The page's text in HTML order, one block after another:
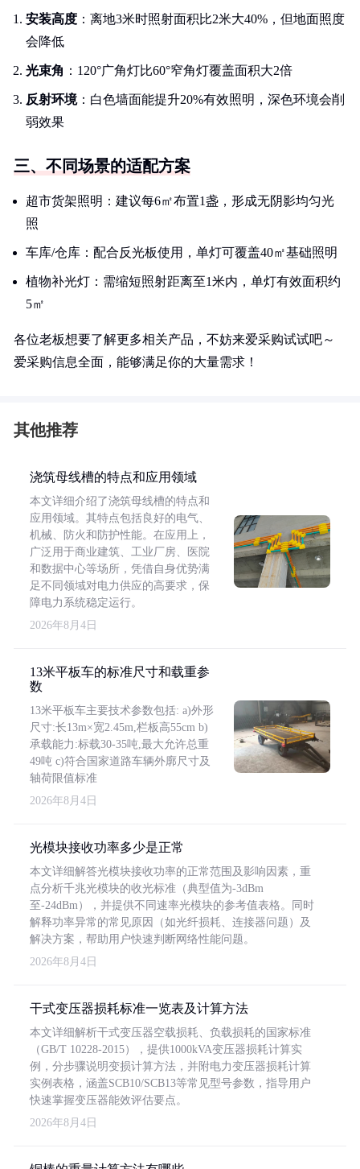
安装高度 ：离地3米时照射面积比2米大40%，但地面照度
会降低
光束角 ：120°广角灯比60°窄角灯覆盖面积大2倍
反射环境：白色墙面能提升20%有效照明，深色环境会削
弱效果
三、不同场景的适配方案
超市货架照明：建议每6㎡布置1盏，形成无阴影均匀光
照
车库/仓库：配合反光板使用，单灯可覆盖40㎡基础照明
植物补光灯：需缩短照射距离至1米内，单灯有效面积约
5㎡
各位老板想要了解更多相关产品，不妨来爱采购试试吧～
爱采购信息全面，能够满足你的大量需求！
其他推荐
浇筑母线槽的特点和应用领域
本文详细介绍了浇筑母线槽的特点和
应用领域。其特点包括良好的电气、
机械、防火和防护性能。在应用上，
广泛用于商业建筑、工业厂房、医院
和数据中心等场所，凭借自身优势满
足不同领域对电力供应的高要求，保
障电力系统稳定运行。
2026年8月4日
13米平板车的标准尺寸和载重参
数
13米平板车主要技术参数包括: a)外形
尺寸:长13m×宽2.45m,栏板高55cm b)
承载能力:标载30-35吨,最大允许总重
49吨 c)符合国家道路车辆外廓尺寸及
轴荷限值标准
2026年8月4日
光模块接收功率多少是正常
本文详细解答光模块接收功率的正常范围及影响因素，重
点分析千兆光模块的收光标准（典型值为-3dBm
至-24dBm），并提供不同速率光模块的参考值表格。同时
解释功率异常的常见原因（如光纤损耗、连接器问题）及
解决方案，帮助用户快速判断网络性能问题。
2026年8月4日
干式变压器损耗标准一览表及计算方法
本文详细解析干式变压器空载损耗、负载损耗的国家标准
（GB/T 10228-2015），提供1000kVA变压器损耗计算实
例，分步骤说明变损计算方法，并附电力变压器损耗计算
实例表格，涵盖SCB10/SCB13等常见型号参数，指导用户
快速掌握变压器能效评估要点。
2026年8月4日